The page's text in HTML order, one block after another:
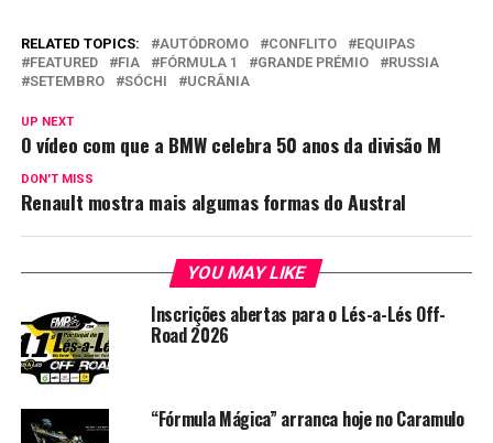
RELATED TOPICS: AUTÓDROMO CONFLITO
EQUIPAS
FEATURED
FIA FÓRMULA 1 GRANDE PRÉMIO
RUSSIA
SETEMBRO
SÓCHI UCRÂNIA
UP NEXT
O vídeo com que a BMW celebra 50 anos da divisão M
DON'T MISS
Renault mostra mais algumas formas do Austral
YOU MAY LIKE
Inscrições abertas para o Lés-a-Lés Off-
Road 2026
“Fórmula Mágica” arranca hoje no Caramulo